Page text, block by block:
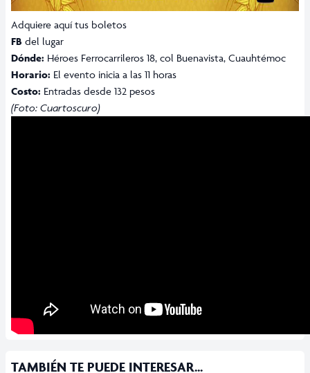
Adquiere aquítus boletos
FB del lugar
Dónde: Héroes Ferrocarrileros 18, col Buenavista, Cuauhtémoc
Horario: El evento inicia a las 11 horas
Costo: Entradas desde 132 pesos
(Foto: Cuartoscuro)
TAMBIÉN TE PUEDE INTERESAR...